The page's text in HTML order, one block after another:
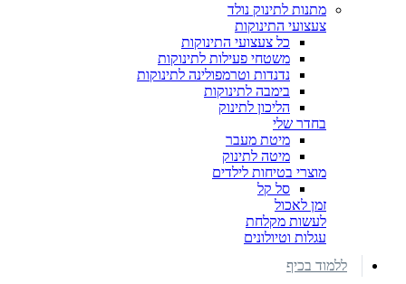
מתנות לתינוק נולד
צעצועי התינוקות
כל צעצועי התינוקות
משטחי פעילות לתינוקות
נדנדות וטרמפולינה לתינוקות
בימבה לתינוקות
הליכון לתינוק
בחדר שלי
מיטת מעבר
מיטה לתינוק
מוצרי בטיחות לילדים
סל קל
זמן לאכול
לעשות מקלחת
עגלות וטיולונים
ללמוד בכיף